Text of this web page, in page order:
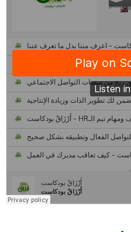
2030″
| نموذج المركز القروي الريادي في الثقافة